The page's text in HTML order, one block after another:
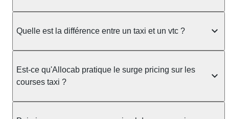
taxi berline accueille en général jusqu'à 3 bagages
ou nombreux, précisez-le dans le champ "Message
au chauffeur" lors de la réservation. Le prix n'est
pas impacté par le nombre de bagages.
Quelle est la différence entre un taxi et un vtc ?
prendre en charge directement dans la rue, à une
station ou sur réservation, avec un tarif au
réservation et propose un prix fixe annoncé à
Est-ce qu'Allocab pratique le surge pricing sur les
courses taxi ?